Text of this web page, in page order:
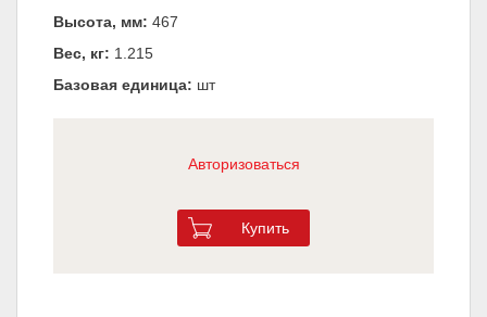
Высота, мм: 467
Вес, кг: 1.215
Базовая единица: шт
Авторизоваться
Купить